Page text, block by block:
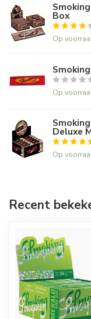
Box
Op
Op
Deluxe
Op
Recent